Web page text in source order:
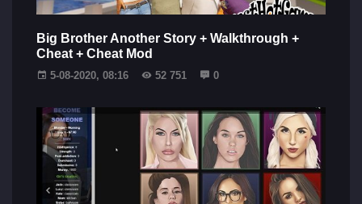
Big Brother Another Story + Walkthrough +
Cheat + Cheat Mod
5-08-2020, 08:16 52 751 0